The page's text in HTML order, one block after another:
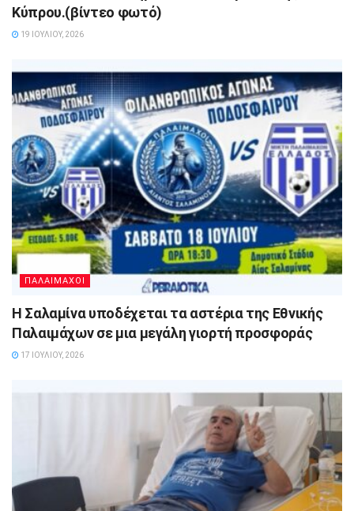
Κύπρου.(βίντεο φωτό)
19 ΙΟΥΛΊΟΥ, 2026
ΠΑΛΑΙΜΑΧΟΙ
Η Σαλαμίνα υποδέχεται τα αστέρια της Εθνικής
Παλαιμάχων σε μια μεγάλη γιορτή προσφοράς
17 ΙΟΥΛΊΟΥ, 2026